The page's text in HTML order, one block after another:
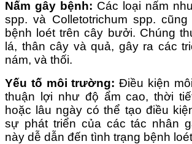
Nấm gây bệnh: Các loại nấm
spp. và Colletotrichum spp.
bệnh loét trên cây bưởi. Chúng
lá, thân cây và quả, gây ra các
nám, và thối.
Yếu tố môi trường: Điều kiện
thuận lợi như độ ẩm cao, thời
hoặc lâu ngày có thể tạo điều
sự phát triển của các tác nhân
này dễ dẫn đến tình trạng bệnh